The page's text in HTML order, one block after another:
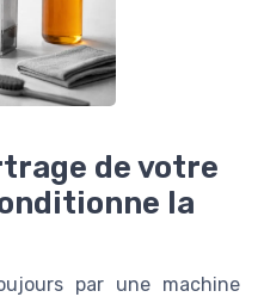
de votre
la
par une machine